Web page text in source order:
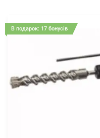
В подарок: 17 бонусів